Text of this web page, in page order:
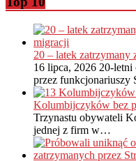
20 – latek zatrzymany
16 lipca, 2026 20-letni
przez
Kolumbijczyków bez
Trzynastu obywateli
jednej z firm w…